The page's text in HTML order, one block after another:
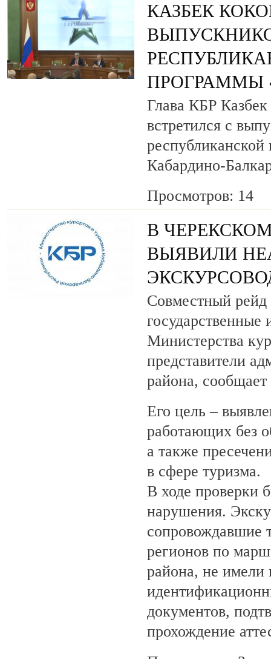
КАЗБЕК
ПРОГРАММЫ
Глава КБР Казбек
встретился с
Кабардино-
Просмотров: 14
В
ВЫЯВИЛИ
Совместный рейд
государственные
Министерства
представители
района,
Его цель –
работающих без
а также
в сфере туризма.
В ходе проверки
нарушения.
сопровождавшие
регионов по
района, не имели
документов,
прохождение